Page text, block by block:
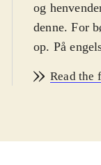
og
denne. For
op. På
spillet
ødelægge
Read the